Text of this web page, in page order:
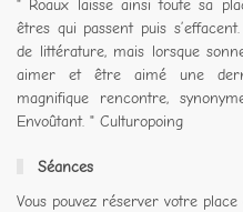
" Roaux laisse ainsi toute sa
êtres qui passent puis
de littérature, mais lorsque
aimer et être aimé une
magnifique rencontre,
Envoûtant. " Culturopoing
Séances
Vous pouvez réserver votre